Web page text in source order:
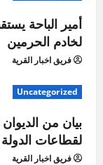
أمير الباحة
لخادم الحرمين
فريق اخبار القرية
Uncategorized
بيان من
لقطاعات
فريق اخبار القرية